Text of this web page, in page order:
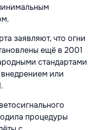
заявляют, что огни
ещё в 2001
стандартами
или
процедуры